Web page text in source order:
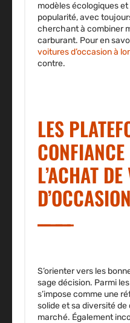
modèles écologiques
popularité, avec
cherchant à combiner
carburant. Pour en
voitures d’occasion à
contre.
LES
L’ACHAT
D’OCCASION
S’orienter vers les
sage décision. Parmi
s’impose comme une
solide et sa diversité
marché. Également